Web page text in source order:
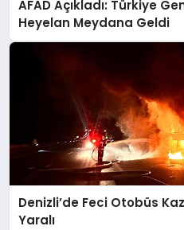
AFAD Açıkladı: Türkiye
Heyelan Meydana Geldi
Denizli’de Feci Otobüs
Yaralı